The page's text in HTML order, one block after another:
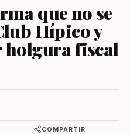
que no se
Hípico y
holgura fiscal
COMPARTIR